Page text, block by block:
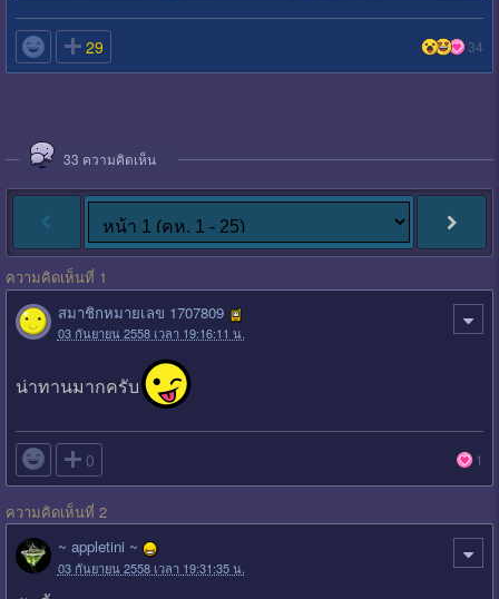
 29 34
33 ความคิดเห็น
ความคิดเห็นที่ 1
สมาชิกหมายเลข 1707809
03 กันยายน 2558 เวลา 19:16:11 น.
น่าทานมากครับ
 0 1
ความคิดเห็นที่ 2
~ appletini ~
03 กันยายน 2558 เวลา 19:31:35 น.